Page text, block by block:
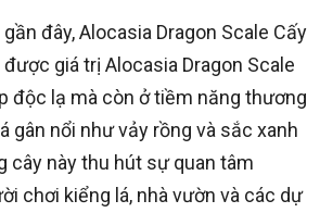
đây, Alocasia Dragon Scale Cấy
giá trị Alocasia Dragon Scale
độc lạ mà còn ở tiềm năng thương
gân nổi như vảy rồng và sắc xanh
cây này thu hút sự quan tâm
chơi kiểng lá, nhà vườn và các dự